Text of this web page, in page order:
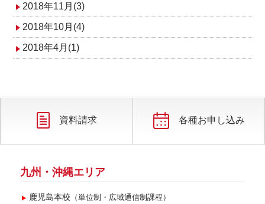
2018年11月(3)
2018年10月(4)
2018年4月(1)
資料請求 各種お申し込み
九州・沖縄エリア
鹿児島本校 （単位制・広域通信制課程）